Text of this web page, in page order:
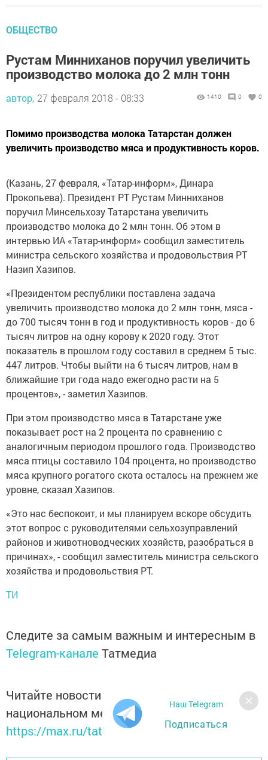
ОБЩЕСТВО
Рустам Минниханов поручил увеличить
производство молока до 2 млн тонн
автор, 27 февраля 2018 - 08:33 1410 0 0
Помимо производства молока Татарстан должен
увеличить производство мяса и продуктивность коров.
(Казань, 27 февраля, «Татар-информ», Динара
Прокопьева). Президент РТ Рустам Минниханов
поручил Минсельхозу Татарстана увеличить
производство молока до 2 млн тонн. Об этом в
интервью ИА «Татар-информ» сообщил заместитель
министра сельского хозяйства и продовольствия РТ
Назип Хазипов.
«Президентом республики поставлена задача
увеличить производство молока до 2 млн тонн, мяса -
до 700 тысяч тонн в год и продуктивность коров - до 6
тысяч литров на одну корову к 2020 году. Этот
показатель в прошлом году составил в среднем 5 тыс.
447 литров. Чтобы выйти на 6 тысяч литров, нам в
ближайшие три года надо ежегодно расти на 5
процентов», - заметил Хазипов.
При этом производство мяса в Татарстане уже
показывает рост на 2 процента по сравнению с
аналогичным периодом прошлого года. Производство
мяса птицы составило 104 процента, но производство
мяса крупного рогатого скота осталось на прежнем же
уровне, сказал Хазипов.
«Это нас беспокоит, и мы планируем вскоре обсудить
этот вопрос с руководителями сельхозуправлений
районов и животноводческих хозяйств, разобраться в
причинах», - сообщил заместитель министра сельского
хозяйства и продовольствия РТ.
ТИ
Следите за самым важным и интересным в
Telegram-канале Татмедиа
Читайте новости Татарстана в
национальном мессенджере MАХ:
https://max.ru/tatmedia
Наш Telegram
Подписаться